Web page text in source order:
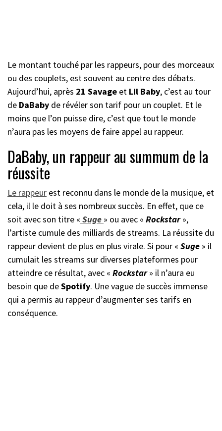
Le montant touché par les rappeurs, pour des morceaux
ou des couplets, est souvent au centre des débats.
Aujourd’hui, après 21 Savage et Lil Baby, c’est au tour
de DaBaby de révéler son tarif pour un couplet. Et le
moins que l’on puisse dire, c’est que tout le monde
n’aura pas les moyens de faire appel au rappeur.
DaBaby, un rappeur au summum de la
réussite
Le rappeur est reconnu dans le monde de la musique, et
cela, il le doit à ses nombreux succès. En effet, que ce
soit avec son titre « Suge » ou avec « Rockstar»,
l’artiste cumule des milliards de streams. La réussite du
rappeur devient de plus en plus virale. Si pour « Suge » il
cumulait les streams sur diverses plateformes pour
atteindre ce résultat, avec « Rockstar» il n’aura eu
besoin que deSpotify. Une vague de succès immense
qui a permis au rappeur d’augmenter ses tarifs en
conséquence.